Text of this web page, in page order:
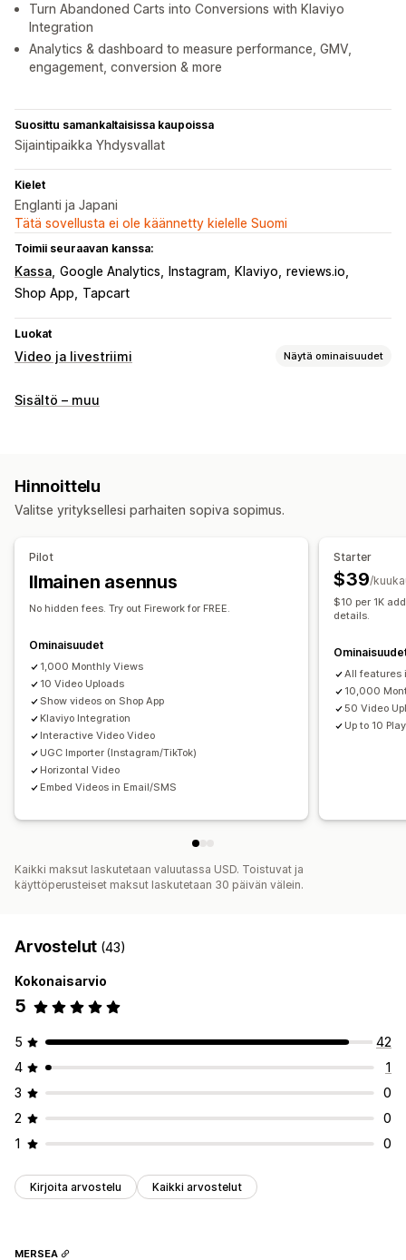
Turn Abandoned Carts into Conversions with Klaviyo
Integration
Analytics & dashboard to measure performance, GMV,
engagement, conversion & more
Suosittu samankaltaisissa kaupoissa
Sijaintipaikka Yhdysvallat
Kielet
Englanti ja Japani
Tätä sovellusta ei ole käännetty kielelle Suomi
Toimii seuraavan kanssa:
Kassa Google Analytics Instagram Klaviyo reviews.io
Shop App
Tapcart
Luokat
Video ja livestriimi Näytä ominaisuudet
Videoiden hallinnointi
Mukautukset
Videosoitin
Sulautetut videot
Karusellit
Sisältö – muu
Hinnoittelu
Valitse yrityksellesi parhaiten sopiva sopimus.
Pilot
Ilmainen asennus
No hidden fees. Try out Firework for FREE.
Ominaisuudet
1,000 Monthly Views
10 Video Uploads
Show videos on Shop App
Klaviyo Integration
Interactive Video Video
UGC Importer (Instagram/TikTok)
Horizontal Video
Embed Videos in Email/SMS
Starter
$39/
$10 per 1K
details.
All features
10,000
50 Video
Up to 10
Kaikki maksut laskutetaan valuutassa USD. Toistuvat ja
käyttöperusteiset maksut laskutetaan 30 päivän välein.
Arvostelut (43)
Kokonaisarvio
5
5
42
4
1
3
0
2
0
1
0
Kirjoita arvostelu Kaikki arvostelut
MERSEA